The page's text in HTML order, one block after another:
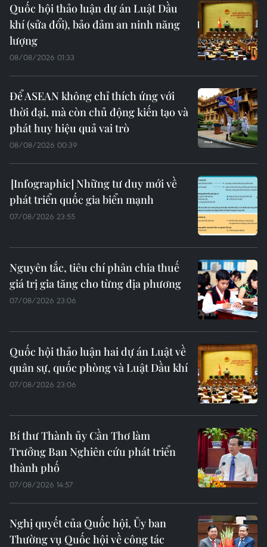
Quốc hội thảo luận dự án Luật Dầu
khí (sửa đổi), bảo đảm an ninh năng
lượng
08/08/2026 01:33
Để ASEAN không chỉ thích ứng với
thời đại, mà còn chủ động kiến tạo và
phát huy hiệu quả vai trò
08/08/2026 00:39
Những tư duy mới về
phát triển quốc gia biển mạnh
07/08/2026 23:55
Nguyên tắc, tiêu chí phân chia thuế
giá trị gia tăng cho từng địa phương
07/08/2026 23:06
Quốc hội thảo luận hai dự án Luật về
quân sự, quốc phòng và Luật Dầu khí
07/08/2026 23:06
Bí thư Thành ủy Cần Thơ làm
Trưởng Ban Nghiên cứu phát triển
thành phố
07/08/2026 14:57
Nghị quyết của Quốc hội, Ủy ban
Thường vụ Quốc hội về công tác